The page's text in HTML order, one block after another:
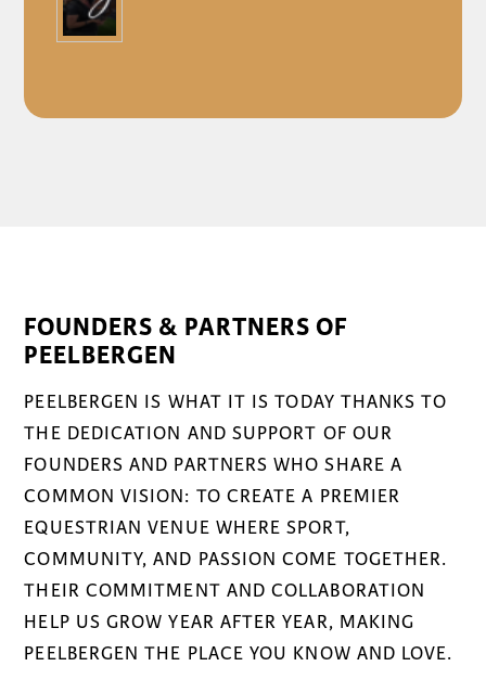
FOUNDERS & PARTNERS OF
PEELBERGEN
PEELBERGEN IS WHAT IT IS TODAY THANKS TO
THE DEDICATION AND SUPPORT OF OUR
FOUNDERS AND PARTNERS WHO SHARE A
COMMON VISION: TO CREATE A PREMIER
EQUESTRIAN VENUE WHERE SPORT,
COMMUNITY, AND PASSION COME TOGETHER.
THEIR COMMITMENT AND COLLABORATION
HELP US GROW YEAR AFTER YEAR, MAKING
PEELBERGEN THE PLACE YOU KNOW AND LOVE.